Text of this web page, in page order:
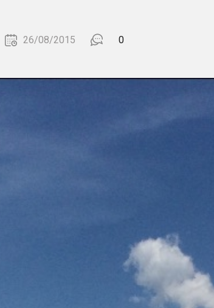
26/08/2015 0